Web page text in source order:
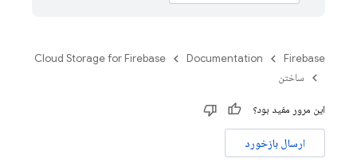
Firebase
Documentation
Cloud Storage for Firebase
ساختن
این مرور مفید بود؟
ارسال بازخورد